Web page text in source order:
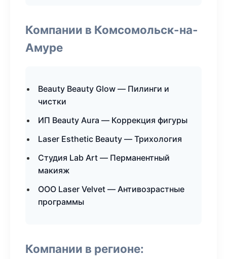
Компании в Комсомольск-на-
Амуре
Beauty Beauty Glow — Пилинги и
чистки
ИП Beauty Aura — Коррекция фигуры
Laser Esthetic Beauty — Трихология
Студия Lab Art — Перманентный
макияж
ООО Laser Velvet — Антивозрастные
программы
Компании в регионе: